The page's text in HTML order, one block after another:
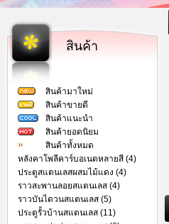
สินค้า
สินค้ามาใหม่
สินค้าขายดี
สินค้าแนะนำ
สินค้ายอดนิยม
สินค้าทั้งหมด
หลังคาโพลีคาร์บอเนตหลายสี (4)
ประตูสแตนเลสผสมไม้แดง (4)
ราวสะพานลอยสแตนเลส (4)
ราวบันไดวนสแตนเลส (5)
ประตูรั้วบ้านสแตนเลส (11)